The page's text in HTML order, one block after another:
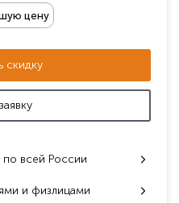
цену
скидку
по всей России
и физлицами